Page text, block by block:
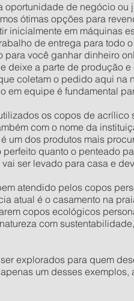
oportunidade de negócio
ótimas opções para
inicialmente em máquinas
de entrega para todo
para você ganhar dinheiro
deixe a parte de produção
coletam o pedido aqui
em equipe é fundamental
os copos de
com o nome da
um dos produtos mais
quanto o penteado
ser levado para casa e
atendido pelos copos
atual é o casamento na
copos ecológicos
com
explorados para quem
um desses